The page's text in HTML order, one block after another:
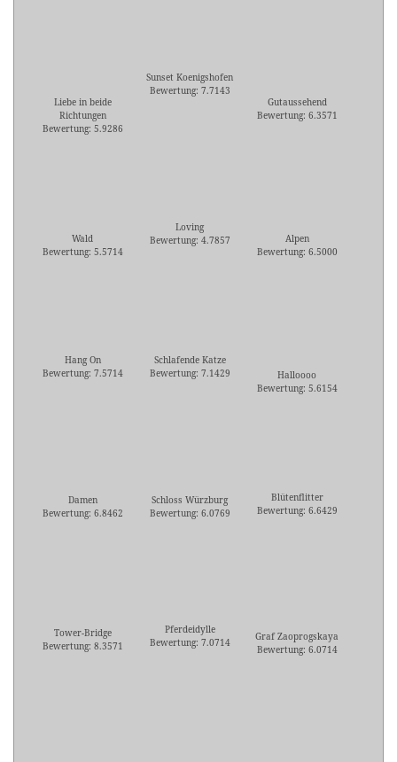
Liebe in beide
Richtungen
Bewertung: 5.9286
Sunset Koenigshofen
Bewertung: 7.7143
Gutaussehend
Bewertung: 6.3571
Wald
Bewertung: 5.5714
Loving
Bewertung: 4.7857
Alpen
Bewertung: 6.5000
Hang On
Bewertung: 7.5714
Schlafende Katze
Bewertung: 7.1429
Halloooo
Bewertung: 5.6154
Damen
Bewertung: 6.8462
Schloss Würzburg
Bewertung: 6.0769
Blütenflitter
Bewertung: 6.6429
Tower-Bridge
Bewertung: 8.3571
Pferdeidylle
Bewertung: 7.0714
Graf Zaoprogskaya
Bewertung: 6.0714